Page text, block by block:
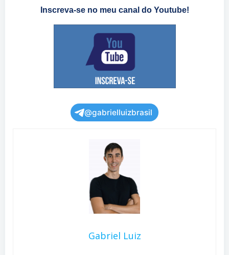
Inscreva-se no meu canal do Youtube!
@gabrielluizbrasil
Gabriel Luiz